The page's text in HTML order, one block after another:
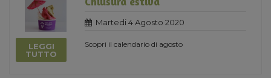
LEGGI
TUTTO
Martedi 4 Agosto 2020
Scopri il calendario di agosto